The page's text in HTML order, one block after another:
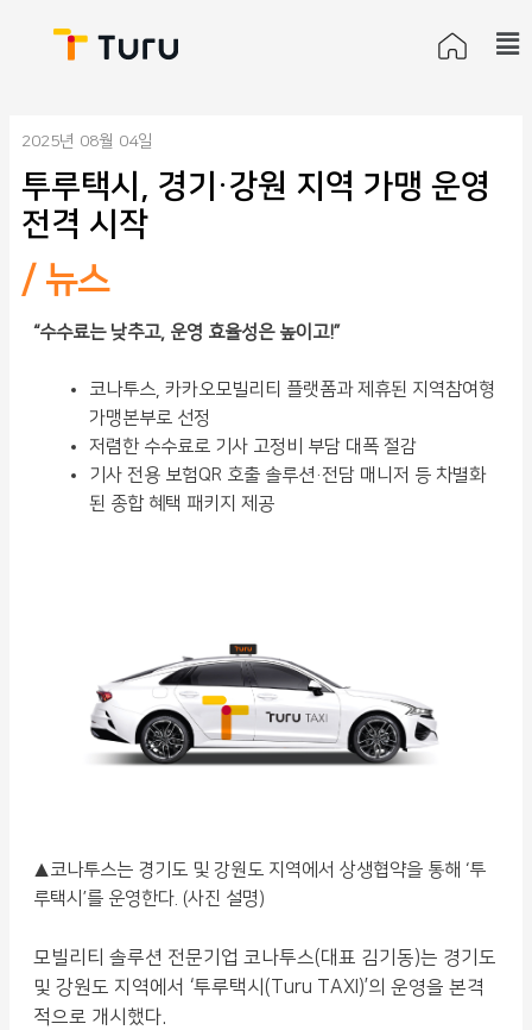
2025년 08월 04일
투루택시, 경기·강원 지역 가맹 운영
전격 시작
/ 뉴스
“수수료는 낮추고, 운영 효율성은 높이고!”
코나투스, 카카오모빌리티 플랫폼과 제휴된 지역참여형
가맹본부로 선정
저렴한 수수료로 기사 고정비 부담 대폭 절감
기사 전용 보험QR 호출 솔루션·전담 매니저 등 차별화
된 종합 혜택 패키지 제공
▲코나투스는 경기도 및 강원도 지역에서 상생협약을 통해 ‘투
루택시’를 운영한다. (사진 설명)
모빌리티 솔루션 전문기업 코나투스(대표 김기동)는 경기도
및 강원도 지역에서 ‘투루택시(Turu TAXI)’의 운영을 본격
적으로 개시했다.